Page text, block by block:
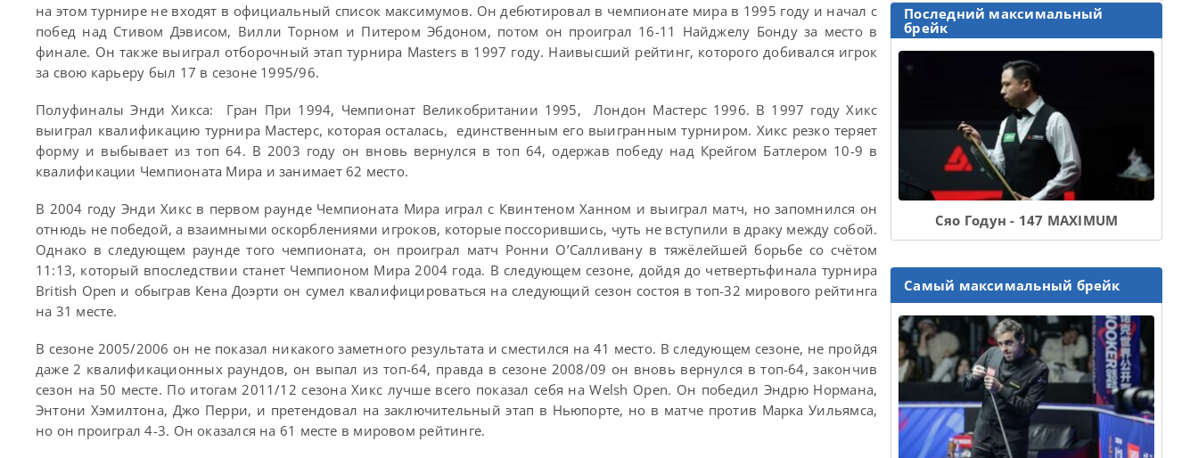
на этом турнире не входят в официальный список максимумов. Он дебютировал в чемпионате мира в 1995 году и начал с
побед над Стивом Дэвисом, Вилли Торном и Питером Эбдоном, потом он проиграл 16-11 Найджелу Бонду за место в
финале. Он также выиграл отборочный этап турнира Masters в 1997 году. Наивысший рейтинг, которого добивался игрок
за свою карьеру был 17 в сезоне 1995/96.
Полуфиналы Энди Хикса: Гран При 1994, Чемпионат Великобритании 1995, Лондон Мастерс 1996. В 1997 году Хикс
выиграл квалификацию турнира Мастерс, которая осталась, единственным его выигранным турниром. Хикс резко теряет
форму и выбывает из топ 64. В 2003 году он вновь вернулся в топ 64, одержав победу над Крейгом Батлером 10-9 в
квалификации Чемпионата Мира и занимает 62 место.
В 2004 году Энди Хикс в первом раунде Чемпионата Мира играл с Квинтеном Ханном и выиграл матч, но запомнился он
отнюдь не победой, а взаимными оскорблениями игроков, которые поссорившись, чуть не вступили в драку между собой.
Однако в следующем раунде того чемпионата, он проиграл матч Ронни О’Салливану в тяжёлейшей борьбе со счётом
11:13, который впоследствии станет Чемпионом Мира 2004 года. В следующем сезоне, дойдя до четвертьфинала турнира
British Open и обыграв Кена Доэрти он сумел квалифицироваться на следующий сезон состоя в топ-32 мирового рейтинга
на 31 месте.
В сезоне 2005/2006 он не показал никакого заметного результата и сместился на 41 место. В следующем сезоне, не пройдя
даже 2 квалификационных раундов, он выпал из топ-64, правда в сезоне 2008/09 он вновь вернулся в топ-64, закончив
сезон на 50 месте. По итогам 2011/12 сезона Хикс лучше всего показал себя на Welsh Open. Он победил Эндрю Нормана,
Энтони Хэмилтона, Джо Перри, и претендовал на заключительный этап в Ньюпорте, но в матче против Марка Уильямса,
но он проиграл 4-3. Он оказался на 61 месте в мировом рейтинге.
Последний максимальный
брейк
Сяо Годун - 147 MAXIMUM
Самый максимальный брейк